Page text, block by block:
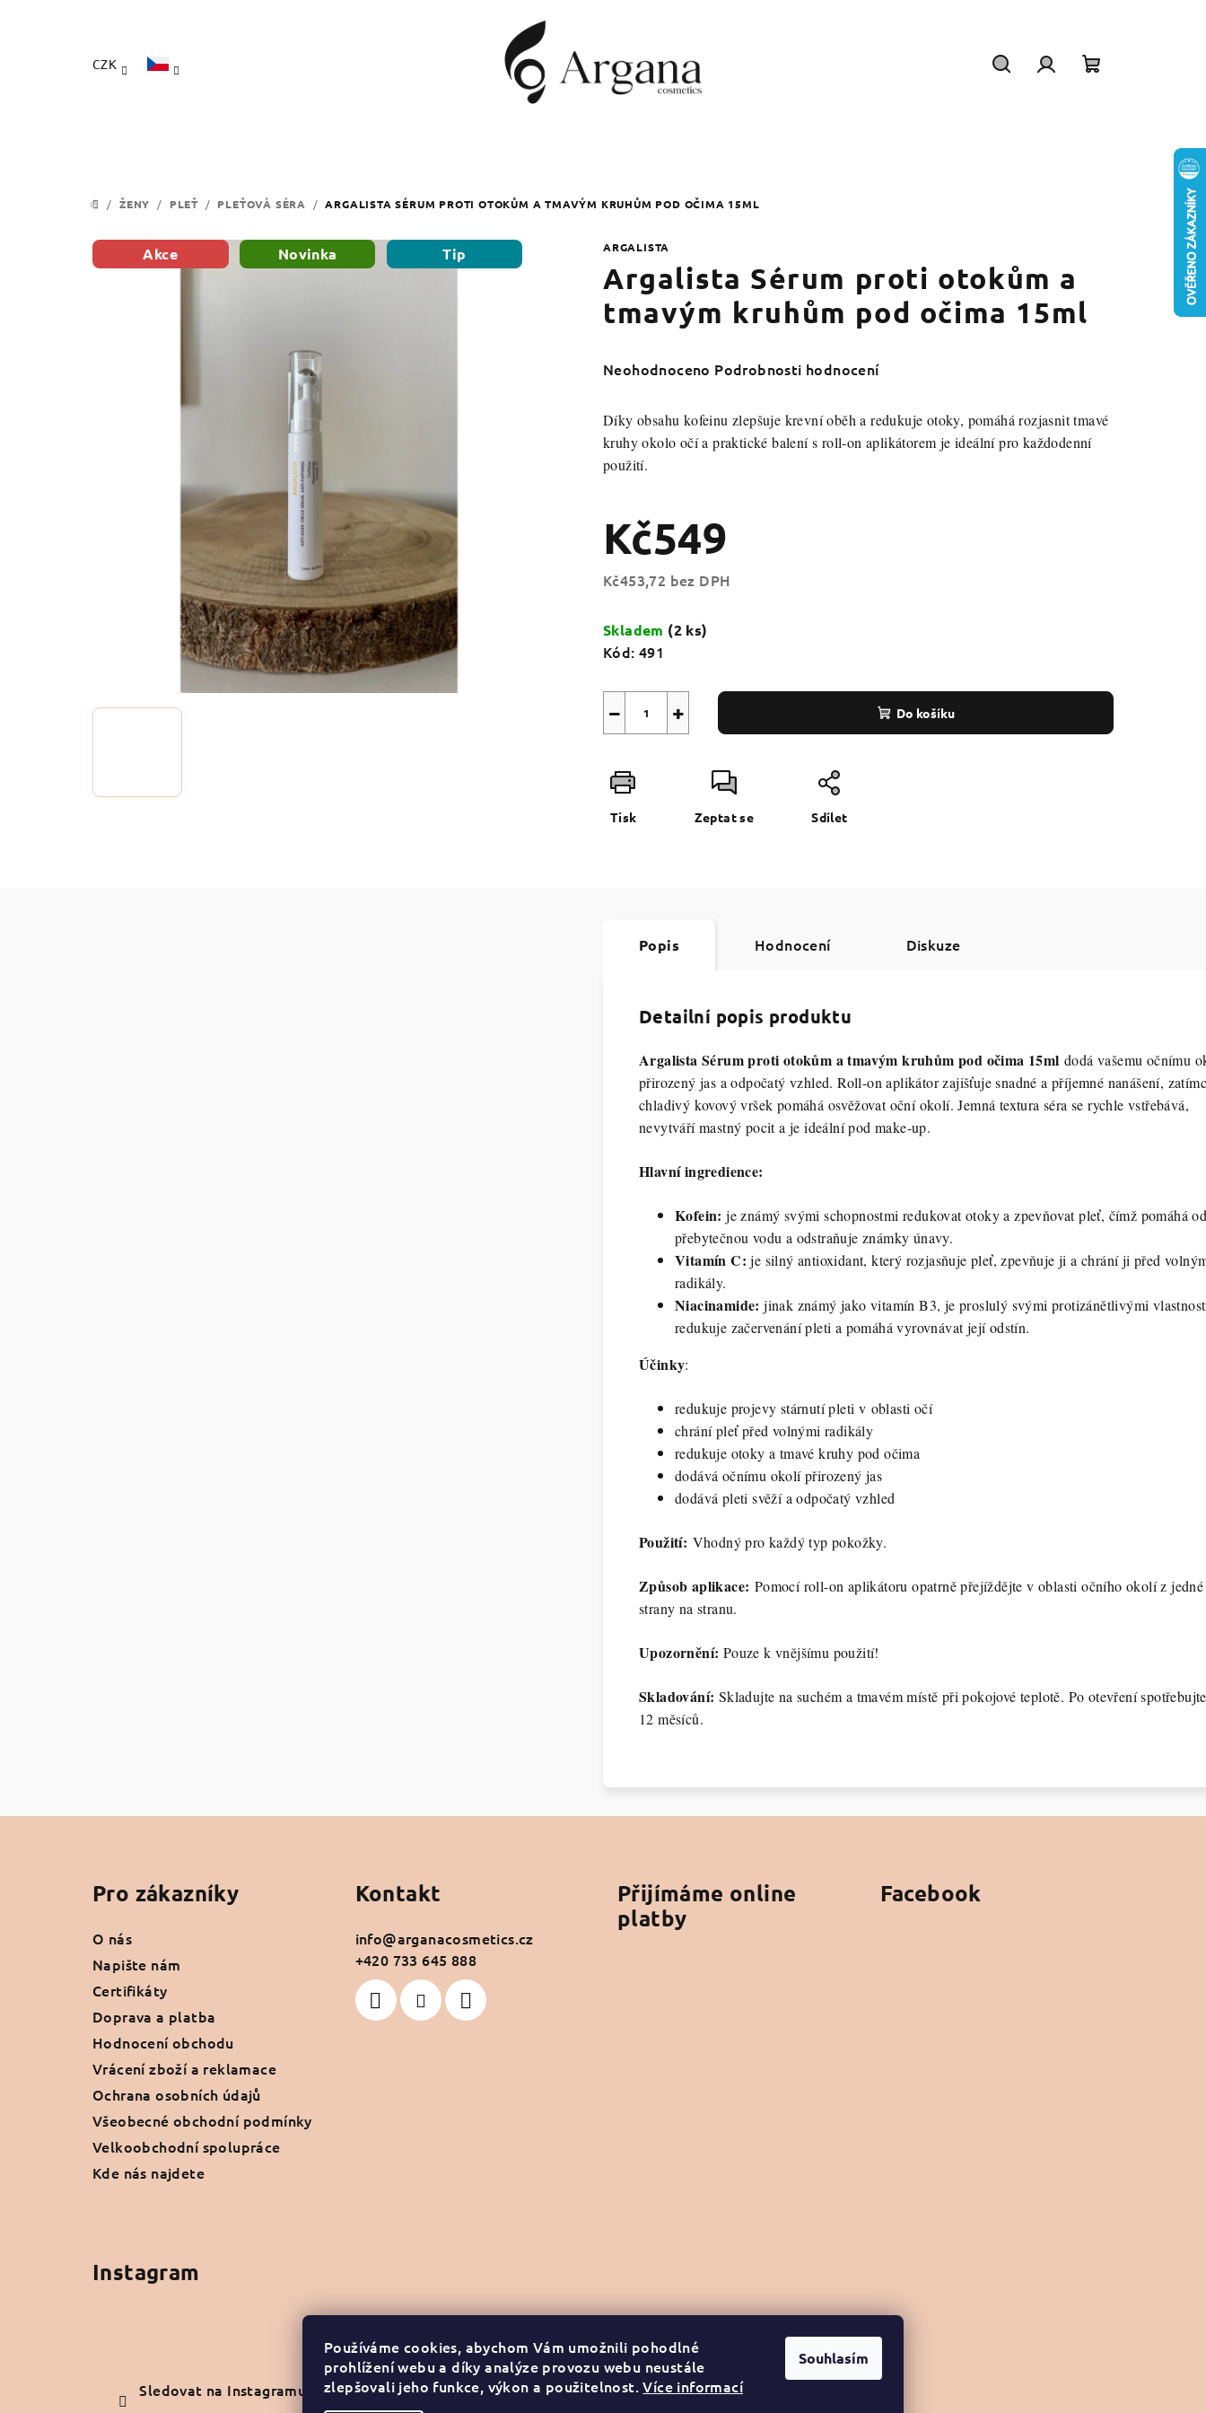
Používáme cookies, abychom Vám umožnili pohodlné
prohlížení webu a díky analýze provozu webu neustále
zlepšovali jeho funkce, výkon a použitelnost.Více informací
Souhlasím
CZK
DOMŮ
/ ŽENY / PLEŤ / PLEŤOVÁ SÉRA / ARGALISTA SÉRUM PROTI OTOKŮM A TMAVÝM KRUHŮM POD OČIMA 15ML
ARGALISTA
Argalista Sérum proti otokům a
tmavým kruhům pod očima 15ml
Průměrné
produktu
je
0,0
z
hvězdiček.
Neohodnoceno Podrobnosti hodnocení
Díky obsahu kofeinu zlepšuje krevní oběh a redukuje otoky, pomáhá rozjasnit tmavé
kruhy okolo očí a praktické balení s roll-on aplikátorem je ideální pro každodenní
použití.
Kč549
Kč453,72 bez DPH
cena:
Skladem (2 ks)
Kód: 491
+
− Do košíku
Tisk Zeptat se Sdílet
Akce Novinka Tip
Popis Hodnocení Diskuze
Detailní popis produktu
Argalista Sérum proti otokům a tmavým kruhům pod očima 15ml dodá vašemu očnímu
přirozený jas a odpočatý vzhled. Roll-on aplikátor zajišťuje snadné a příjemné nanášení,
chladivý kovový vršek pomáhá osvěžovat oční okolí. Jemná textura séra se rychle vstřebává,
nevytváří mastný pocit a je ideální pod make-up.
Hlavní ingredience:
Kofein: je známý svými schopnostmi redukovat otoky a zpevňovat pleť, čímž pomáhá
přebytečnou vodu a odstraňuje známky únavy.
Vitamín C: je silný antioxidant, který rozjasňuje pleť, zpevňuje ji a chrání ji před
radikály.
Niacinamide: jinak známý jako vitamín B3, je proslulý svými protizánětlivými
redukuje začervenání pleti a pomáhá vyrovnávat její odstín.
Účinky:
redukuje projevy stárnutí pleti v oblasti očí
chrání pleť před volnými radikály
redukuje otoky a tmavé kruhy pod očima
dodává očnímu okolí přirozený jas
dodává pleti svěží a odpočatý vzhled
Použití: Vhodný pro každý typ pokožky.
Způsob aplikace: Pomocí roll-on aplikátoru opatrně přejíždějte v oblasti očního okolí z jedné
strany na stranu.
Upozornění: Pouze k vnějšímu použití!
Skladování: Skladujte na suchém a tmavém místě při pokojové teplotě. Po otevření
12 měsíců.
Pro zákazníky
O nás
Napište nám
Certifikáty
Doprava a platba
Hodnocení obchodu
Vrácení zboží a reklamace
Ochrana osobních údajů
Všeobecné obchodní podmínky
Velkoobchodní spolupráce
Kde nás najdete
Kontakt
info@arganacosmetics.cz
+420 733 645 888
Přijímáme online
platby
Facebook
Instagram
Sledovat na Instagramu